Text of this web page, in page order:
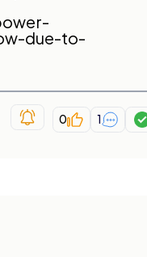
due-to-
0 1